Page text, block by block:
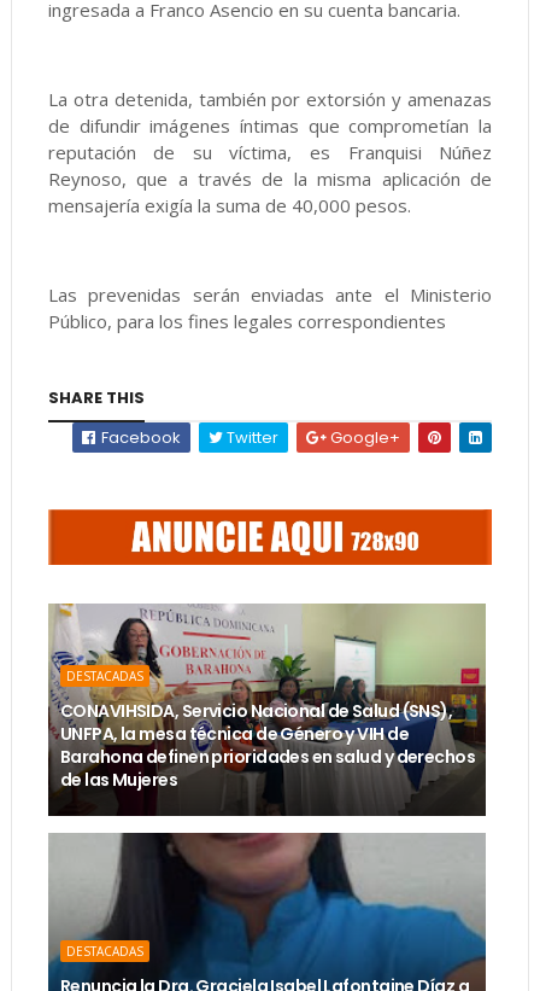
ingresada a Franco Asencio en su cuenta bancaria.
La otra detenida, también por extorsión y amenazas
de difundir imágenes íntimas que comprometían la
reputación de su víctima, es Franquisi Núñez
Reynoso, que a través de la misma aplicación de
mensajería exigía la suma de 40,000 pesos.
Las prevenidas serán enviadas ante el Ministerio
Público, para los fines legales correspondientes
SHARE THIS
Facebook
Twitter Google+
DESTACADAS
CONAVIHSIDA, Servicio Nacional de Salud (SNS),
UNFPA, la mesa técnica de Género y VIH de
Barahona definen prioridades en salud y derechos
de las Mujeres
DESTACADAS
Renuncia la Dra. Graciela Isabel Lafontaine Díaz a